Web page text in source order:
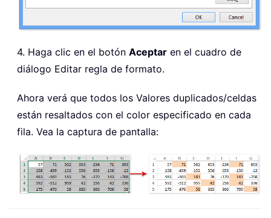
4. Haga clic en el botón Aceptar en el cuadro de
diálogo Editar regla de formato.
Ahora verá que todos los Valores duplicados/celdas
están resaltados con el color especificado en cada
fila. Vea la captura de pantalla: